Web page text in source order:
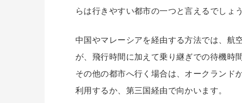
らは行きやすい都市の一つと言えるでしょう
中国やマレーシアを経由する方法では、航
が、飛行時間に加えて乗り継ぎでの待機時
その他の都市へ行く場合は、オークランド
利用するか、第三国経由で向かいます。